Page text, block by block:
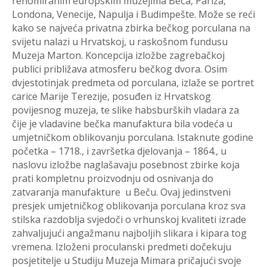
Londona, Venecije, Napulja i Budimpešte. Može se reći
kako se najveća privatna zbirka bečkog porculana na
svijetu nalazi u Hrvatskoj, u raskošnom fundusu
Muzeja Marton. Koncepcija izložbe zagrebačkoj
publici približava atmosferu bečkog dvora. Osim
dvjestotinjak predmeta od porculana, izlaže se portret
carice Marije Terezije, posuđen iz Hrvatskog
povijesnog muzeja, te slike habsburških vladara za
čije je vladavine bečka manufaktura bila vodeća u
umjetničkom oblikovanju porculana. Istaknute godine
početka – 1718., i završetka djelovanja – 1864., u
naslovu izložbe naglašavaju posebnost zbirke koja
prati kompletnu proizvodnju od osnivanja do
zatvaranja manufakture u Beču. Ovaj jedinstveni
presjek umjetničkog oblikovanja porculana kroz sva
stilska razdoblja svjedoči o vrhunskoj kvaliteti izrade
zahvaljujući angažmanu najboljih slikara i kipara tog
vremena. Izloženi proculanski predmeti dočekuju
posjetitelje u Studiju Muzeja Mimara pričajući svoje